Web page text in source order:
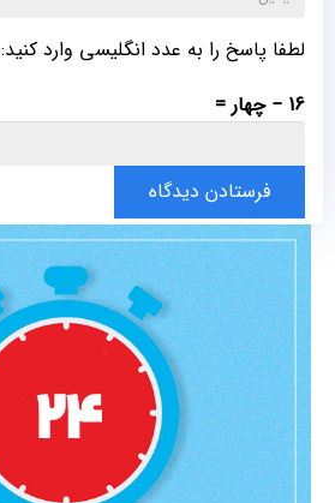
لطفا پاسخ را به عدد انگلیسی وارد کنید:
16 − چهار =
فرستادن دیدگاه